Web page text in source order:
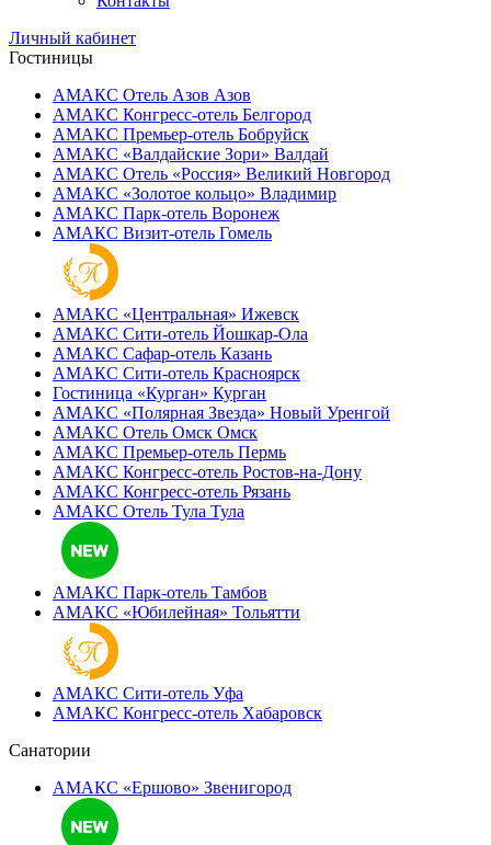
Личный кабинет
Гостиницы
АМАКС Отель ‎Азов Азов
АМАКС Конгресс-отель Белгород
АМАКС Премьер-отель Бобруйск
АМАКС «‎Валдайские Зори» Валдай
АМАКС Отель «‎Россия» Великий Новгород
АМАКС «‎Золотое кольцо» Владимир
АМАКС Парк-отель Воронеж
АМАКС Визит-отель Гомель
АМАКС «‎Центральная» Ижевск
АМАКС Сити-отель Йошкар-Ола
АМАКС Сафар-отель Казань
АМАКС Сити-отель Красноярск
Гостиница «‎Курган» Курган
АМАКС «Полярная Звезда» Новый Уренгой
АМАКС Отель ‎Омск Омск
АМАКС Премьер-отель Пермь
АМАКС Конгресс-отель Ростов-на-Дону
АМАКС Конгресс-отель Рязань
АМАКС Отель Тула Тула
АМАКС Парк-отель Тамбов
АМАКС «‎Юбилейная» Тольятти
АМАКС Сити-отель Уфа
АМАКС Конгресс-отель Хабаровск
Санатории
АМАКС «Ершово» Звенигород